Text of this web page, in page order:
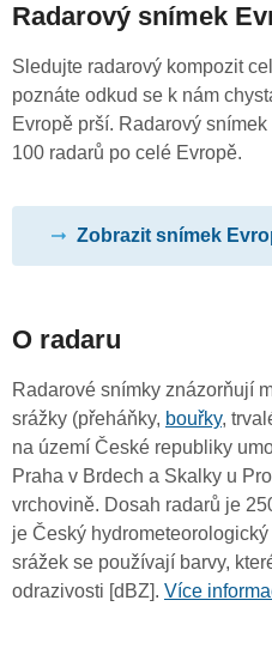
Radarový snímek
Sledujte radarový kompozit
poznáte odkud se k nám
Evropě prší. Radarový
100 radarů po celé Evropě.
Zobrazit snímek
O radaru
Radarové snímky znázorňují
srážky (přeháňky, bouřky,
na území České republiky
Praha v Brdech a Skalky u
vrchovině. Dosah radarů je
je Český
srážek se používají barvy,
odrazivosti [dBZ]. Více